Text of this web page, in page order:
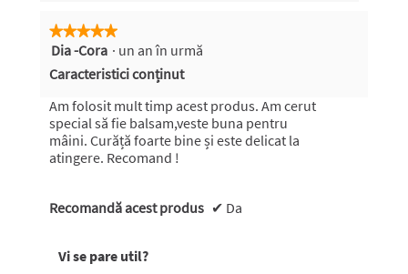
★★★★★
★★★★★
5
5
stele.
Dia -Cora · un an în urmă
Caracteristici conținut
Am folosit mult timp acest produs. Am cerut
special să fie balsam,veste buna pentru
mâini. Curăță foarte bine și este delicat la
atingere. Recomand !
Recomandă acest produs ✔ Da
Vi se pare util?